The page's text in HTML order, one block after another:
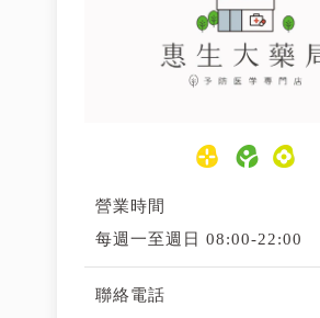
營業時間
每週一至週日 08:00-22:00
聯絡電話